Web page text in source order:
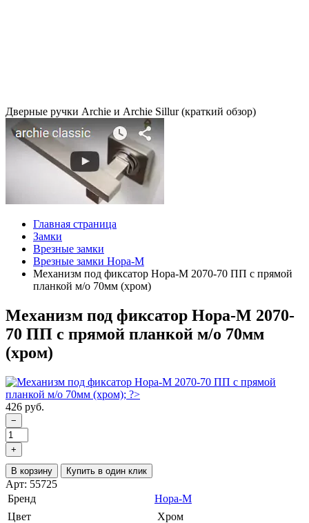
Дверные ручки Archie и Archie Sillur (краткий обзор)
Главная страница
Замки
Врезные замки
Врезные замки Нора-М
Механизм под фиксатор Нора-М 2070-70 ПП с прямой
планкой м/о 70мм (хром)
Механизм под фиксатор Нора-М 2070-
70 ПП с прямой планкой м/о 70мм
(хром)
426 руб.
−
+
В корзину Купить в один клик
Арт: 55725
Бренд
Нора-М
Цвет
Хром